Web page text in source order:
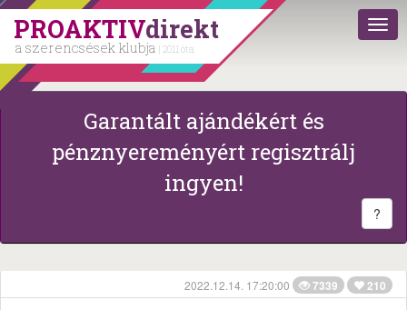
PROAKTIVdirekt
a szerencsések klubja | 2011 óta
Garantált ajándékért és
pénznyereményért regisztrálj
ingyen!
?
2022.12.14. 17:20:00 7339 210